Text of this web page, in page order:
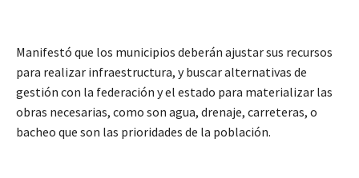
Manifestó que los municipios deberán ajustar sus recursos
para realizar infraestructura, y buscar alternativas de
gestión con la federación y el estado para materializar las
obras necesarias, como son agua, drenaje, carreteras, o
bacheo que son las prioridades de la población.